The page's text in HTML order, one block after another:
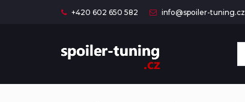
+420 602 650 582 info@spoiler-tuning.cz